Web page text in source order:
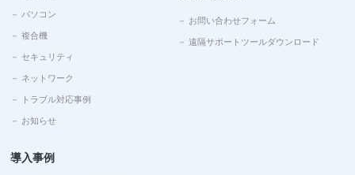
－ パソコン
－ 複合機
－ セキュリティ
－ ネットワーク
－ トラブル対応事例
－ お知らせ
導入事例
－ お問い合わせフォーム
－ 遠隔サポートツールダウンロード